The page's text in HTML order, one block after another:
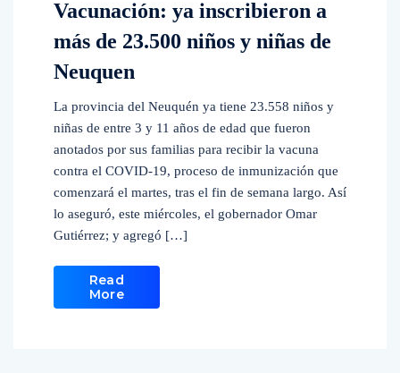
Vacunación: ya inscribieron a
más de 23.500 niños y niñas de
Neuquen
La provincia del Neuquén ya tiene 23.558 niños y
niñas de entre 3 y 11 años de edad que fueron
anotados por sus familias para recibir la vacuna
contra el COVID-19, proceso de inmunización que
comenzará el martes, tras el fin de semana largo. Así
lo aseguró, este miércoles, el gobernador Omar
Gutiérrez; y agregó […]
Read
More